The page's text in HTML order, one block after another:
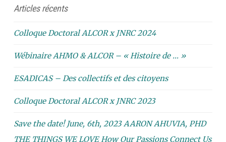
Articles récents
Colloque Doctoral ALCOR x JNRC 2024
Wébinaire AHMO & ALCOR – « Histoire de … »
ESADICAS – Des collectifs et des citoyens
Colloque Doctoral ALCOR x JNRC 2023
Save the date! June, 6th, 2023 AARON AHUVIA, PHD
THE THINGS WE LOVE How Our Passions Connect Us